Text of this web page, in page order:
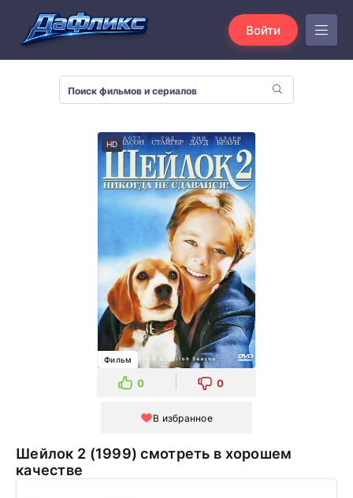
Войти
HD
Фильм
0 0
В избранное
Шейлок 2 (1999) смотреть в хорошем
качестве